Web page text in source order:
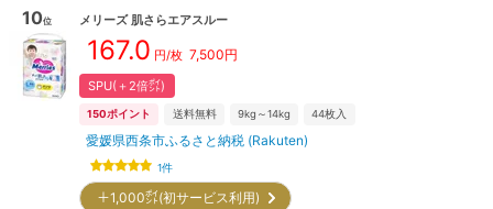
10位 メリーズ 肌さらエアスルー
167.0 円/枚 7,500円
SPU(＋2倍㌽)
150ポイント 送料無料 9kg～14kg 44枚入
愛媛県西条市ふるさと納税 (Rakuten)
1件
＋1,000㌽(初サービス利用)